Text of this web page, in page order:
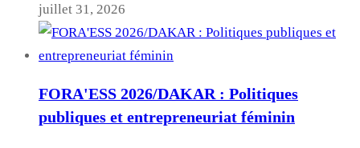
juillet 31, 2026
FORA'ESS 2026/DAKAR : Politiques
publiques et entrepreneuriat féminin